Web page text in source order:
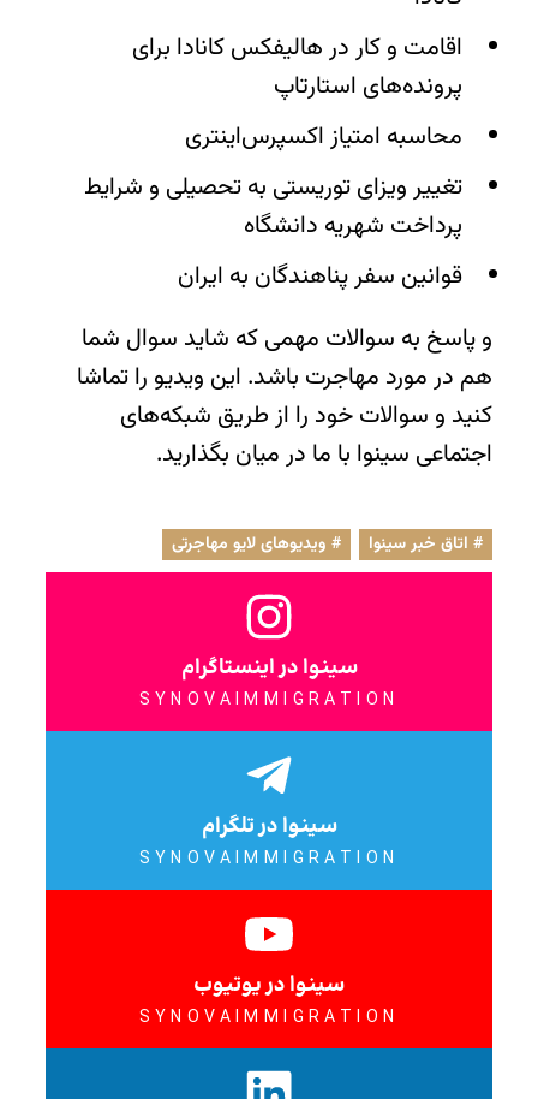
اقامت و کار در هالیفکس کانادا برای
پرونده‌های استارتاپ
محاسبه امتیاز اکسپرس‌اینتری
تغییر ویزای توریستی به تحصیلی و شرایط
پرداخت شهریه دانشگاه
قوانین سفر پناهندگان به ایران
و پاسخ به سوالات مهمی که شاید سوال شما
هم در مورد مهاجرت باشد. این ویدیو را تماشا
کنید و سوالات خود را از طریق شبکه‌های
اجتماعی سینوا با ما در میان بگذارید.
سینوا در اینستاگرام
SYNOVAIMMIGRATION
سینوا در تلگرام
SYNOVAIMMIGRATION
سینوا در یوتیوب
SYNOVAIMMIGRATION
اتاق خبر سینوا ویدیوهای لایو مهاجرتی